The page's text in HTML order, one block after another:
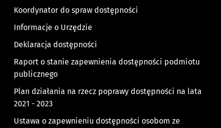
Koordynator do spraw dostępności
Informacje o Urzędzie
Deklaracja dostępności
Raport o stanie zapewnienia dostępności podmiotu
publicznego
Plan działania na rzecz poprawy dostępności na lata
2021 - 2023
Ustawa o zapewnieniu dostępności osobom ze